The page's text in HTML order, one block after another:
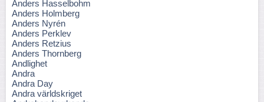
Anders Hasselbohm
Anders Holmberg
Anders Nyrén
Anders Perklev
Anders Retzius
Anders Thornberg
Andlighet
Andra
Andra Day
Andra världskriget